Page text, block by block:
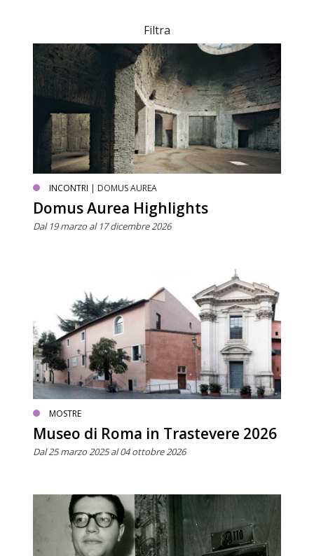
Filtra
INCONTRI | DOMUS AUREA
Domus Aurea Highlights
Dal 19 marzo al 17 dicembre 2026
MOSTRE
Museo di Roma in Trastevere 2026
Dal 25 marzo 2025 al 04 ottobre 2026